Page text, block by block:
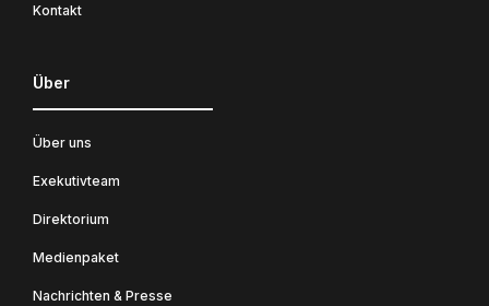
Kontakt
Über
Über uns
Exekutivteam
Direktorium
Medienpaket
Nachrichten & Presse